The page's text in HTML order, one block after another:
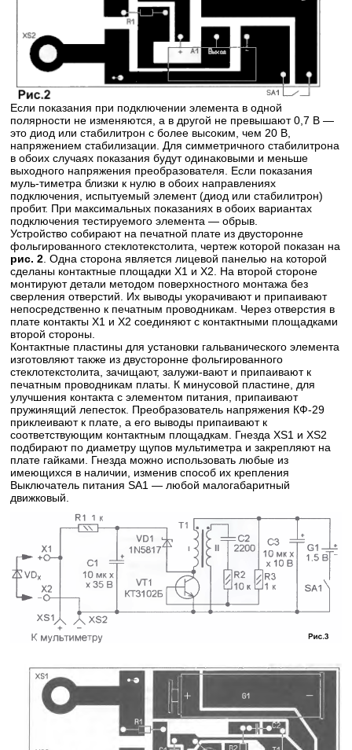
Если показания при подключении элемента в одной
полярности не изменяются, а в другой не превышают 0,7 В —
это диод или стабилитрон с более высоким, чем 20 В,
напряжением стабилизации. Для симметричного стабилитрона
в обоих случаях показания будут одинаковыми и меньше
выходного напряжения преобразователя. Если показания
муль-тиметра близки к нулю в обоих направлениях
подключения, испытуемый элемент (диод или стабилитрон)
пробит. При максимальных показаниях в обоих вариантах
подключения тестируемого элемента — обрыв.
Устройство собирают на печатной плате из двусторонне
фольгированного стеклотекстолита, чертеж которой показан на
рис. 2 . Одна сторона является лицевой панелью на которой
сделаны контактные площадки Х1 и Х2. На второй стороне
монтируют детали методом поверхностного монтажа без
сверления отверстий. Их выводы укорачивают и припаивают
непосредственно к печатным проводникам. Через отверстия в
плате контакты Х1 и Х2 соединяют с контактными площадками
второй стороны.
Контактные пластины для установки гальванического элемента
изготовляют также из двусторонне фольгированного
стеклотекстолита, зачищают, залужи-вают и припаивают к
печатным проводникам платы. К минусовой пластине, для
улучшения контакта с элементом питания, припаивают
пружинящий лепесток. Преобразователь напряжения КФ-29
приклеивают к плате, а его выводы припаивают к
соответствующим контактным площадкам. Гнезда XS1 и XS2
подбирают по диаметру щупов мультиметра и закрепляют на
плате гайками. Гнезда можно использовать любые из
имеющихся в наличии, изменив способ их крепления
Выключатель питания SA1 — любой малогабаритный
движковый.